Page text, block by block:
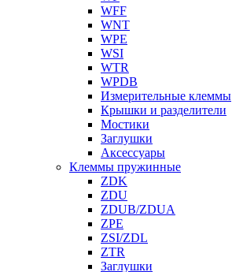
WFF
WNT
WPE
WSI
WTR
WPDB
Измерительные клеммы
Крышки и разделители
Мостики
Заглушки
Аксессуары
Клеммы пружинные
ZDK
ZDU
ZDUB/ZDUA
ZPE
ZSI/ZDL
ZTR
Заглушки